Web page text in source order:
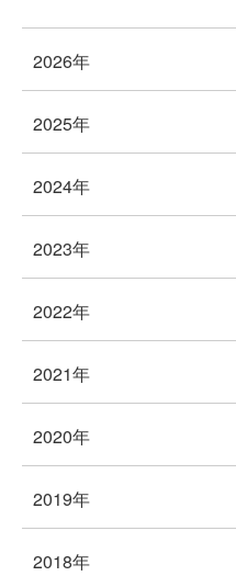
2026年
2025年
2024年
2023年
2022年
2021年
2020年
2019年
2018年